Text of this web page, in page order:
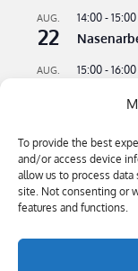
To provide the best
and/or access device
allow us to process
site. Not consenting or
features and functions.
AUG.
22
14:00 -15:00
AUG. 15:00 -16:00
23
SEP.
4
16:00- 18:30
Bitte